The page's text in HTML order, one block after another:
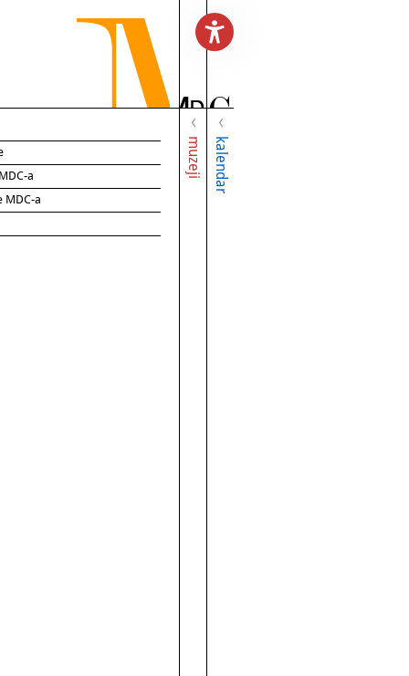
muzeji kalendar
a
MDC-a